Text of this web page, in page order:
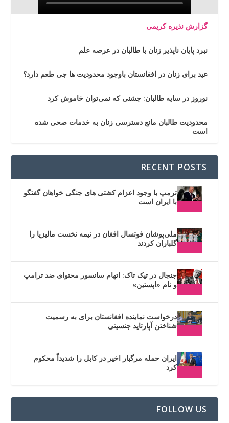
گزارش نذیره کریمی
نبرد پایان ناپذیر زنان با طالبان در عرصه علم
عید برای زنان در افغانستان باوجود محدودیت ها چی طعم دارد؟
نوروز در سایه طالبان: جشنی که نمی‌توان خاموش کرد
محدودیت طالبان مانع دسترسی زنان به خدمات صحی شده
است
RECENT POSTS
ترمپ با وجود اعزام کشتی های جنگی خواهان گفتگو
با ایران است
ملی‌پوشان فوتسال افغان در نیمه نخست مالیزیا را
گلباران کردند
جنجال در تیک تاک: اتهام سانسور محتوای ضد ترامپ
و نام «اپستین»
درخواست نماینده افغانستان برای به رسمیت
شناختن آپارتاید جنسیتی
ایران حمله مرگبار اخیر در کابل را شدیداً محکوم
کرد
FOLLOW US